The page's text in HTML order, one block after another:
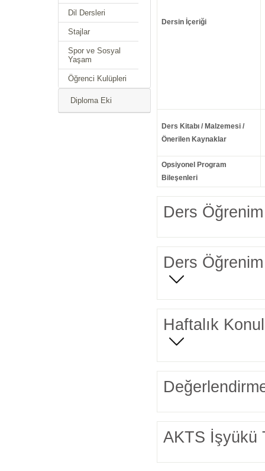
Dil Dersleri
Stajlar
Spor ve Sosyal
Yaşam
Öğrenci Kulüpleri
Diploma Eki
Dersin İçeriği
Ders Kitabı / Malzemesi /
Önerilen Kaynaklar
Opsiyonel Program
Bileşenleri
Ders Öğrenim
Ders Öğrenim
Haftalık
AKTS İşyükü